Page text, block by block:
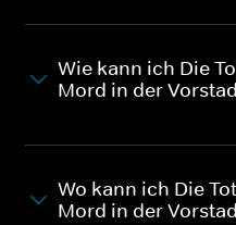
Wie kann ich Die
Mord in der
Wo kann ich Die
Mord in der